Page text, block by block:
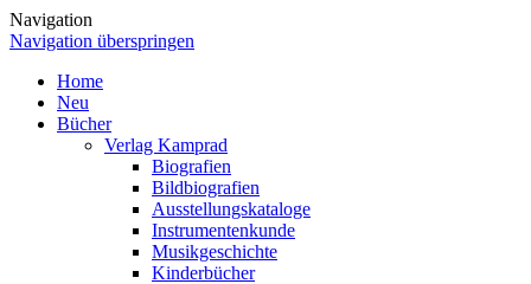
Navigation
Navigation überspringen
Home
Neu
Bücher
Verlag Kamprad
Biografien
Bildbiografien
Ausstellungskataloge
Instrumentenkunde
Musikgeschichte
Kinderbücher